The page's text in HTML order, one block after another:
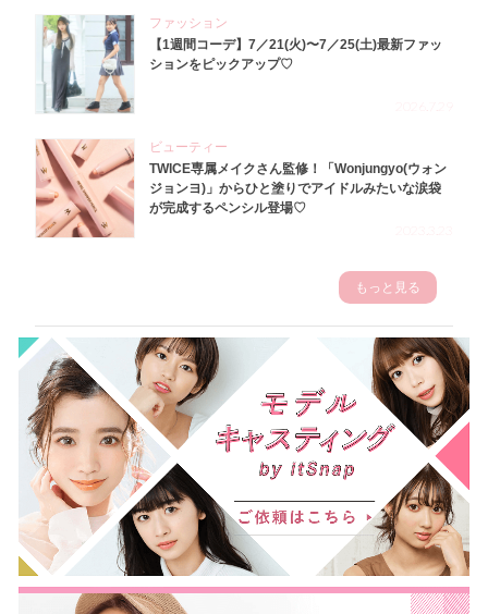
ファッション
【1週間コーデ】7／21(火)〜7／25(土)最新ファッ
ションをピックアップ♡
ビューティー
TWICE専属メイクさん監修！「Wonjungyo(ウォン
ジョンヨ)」からひと塗りでアイドルみたいな涙袋
が完成するペンシル登場♡
もっと見る